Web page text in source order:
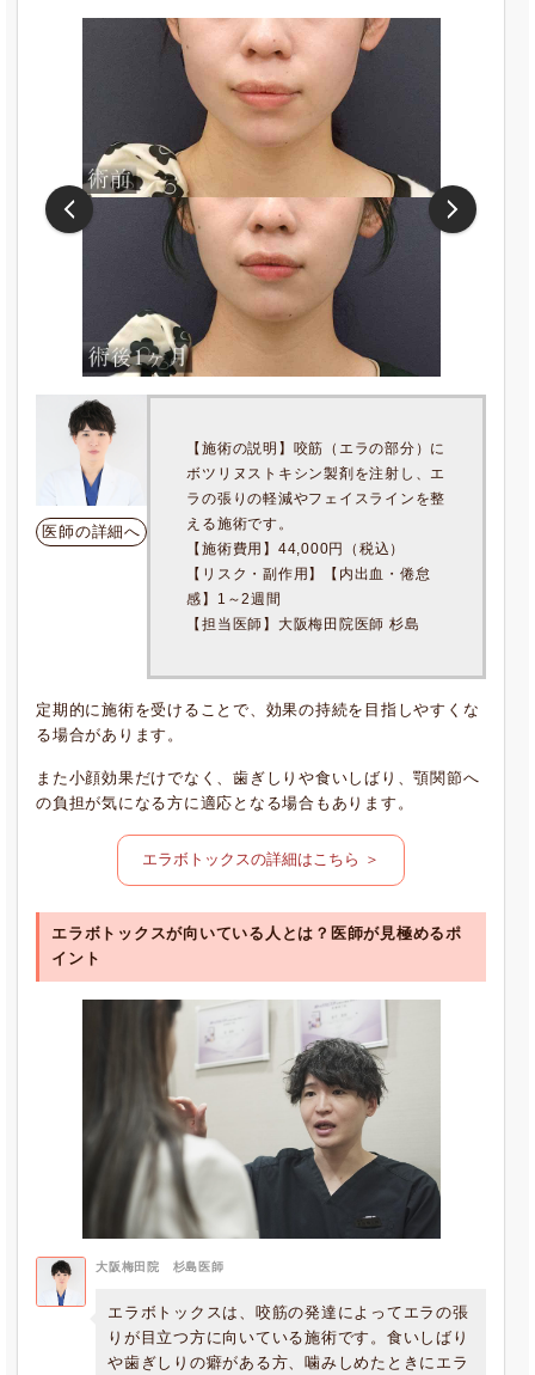
医師の詳細へ
【施術の説明】咬筋（エラの部分）に
ボツリヌストキシン製剤を注射し、エ
ラの張りの軽減やフェイスラインを整
える施術です。
【施術費用】44,000円（税込）
【リスク・副作用】【内出血・倦怠
感】1～2週間
【担当医師】大阪梅田院医師 杉島
定期的に施術を受けることで、効果の持続を目指しやすくな
る場合があります。
また小顔効果だけでなく、歯ぎしりや食いしばり、顎関節へ
の負担が気になる方に適応となる場合もあります。
エラボトックスの詳細はこちら ＞
エラボトックスが向いている人とは？医師が見極めるポ
イント
大阪梅田院 杉島医師
エラボトックスは、咬筋の発達によってエラの張
りが目立つ方に向いている施術です。食いしばり
や歯ぎしりの癖がある方、噛みしめたときにエラ